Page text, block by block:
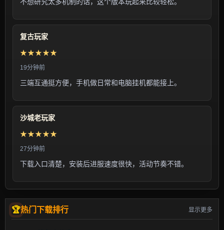
复古玩家
★★★★★
19分钟前
三端互通挺方便，手机做日常和电脑挂机都能接上。
沙城老玩家
★★★★★
27分钟前
下载入口清楚，安装后进服速度很快，活动节奏不错。
热门下载排行 显示更多